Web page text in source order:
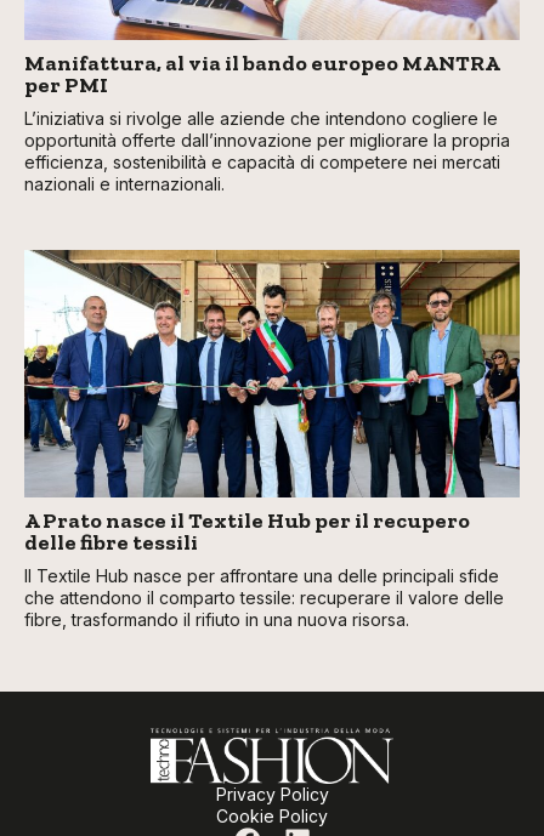
Manifattura, al via il bando europeo MANTRA
per PMI
L’iniziativa si rivolge alle aziende che intendono cogliere le
opportunità offerte dall’innovazione per migliorare la propria
efficienza, sostenibilità e capacità di competere nei mercati
nazionali e internazionali.
A Prato nasce il Textile Hub per il recupero
delle fibre tessili
Il Textile Hub nasce per affrontare una delle principali sfide
che attendono il comparto tessile: recuperare il valore delle
fibre, trasformando il rifiuto in una nuova risorsa.
Privacy Policy
Cookie Policy